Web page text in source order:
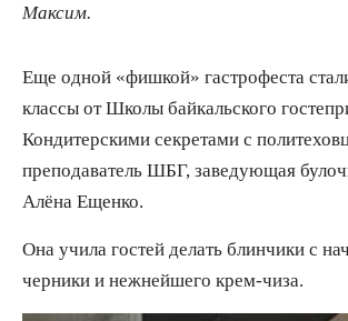
Максим.
Еще одной «фишкой» гастрофеста
классы от Школы байкальского
Кондитерскими секретами с
преподаватель ШБГ, заведующая
Алёна Ещенко.
Она учила гостей делать блинчики с
черники и нежнейшего крем-чиза.